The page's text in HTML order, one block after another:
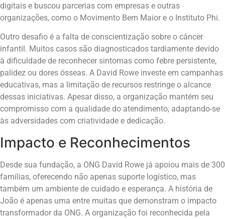
digitais e buscou parcerias com empresas e outras
organizações, como o Movimento Bem Maior e o Instituto Phi.
Outro desafio é a falta de conscientização sobre o câncer
infantil. Muitos casos são diagnosticados tardiamente devido
à dificuldade de reconhecer sintomas como febre persistente,
palidez ou dores ósseas. A David Rowe investe em campanhas
educativas, mas a limitação de recursos restringe o alcance
dessas iniciativas. Apesar disso, a organização mantém seu
compromisso com a qualidade do atendimento, adaptando-se
às adversidades com criatividade e dedicação.
Impacto e Reconhecimentos
Desde sua fundação, a ONG David Rowe já apoiou mais de 300
famílias, oferecendo não apenas suporte logístico, mas
também um ambiente de cuidado e esperança. A história de
João é apenas uma entre muitas que demonstram o impacto
transformador da ONG. A organização foi reconhecida pela